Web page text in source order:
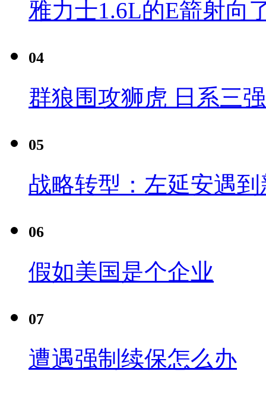
雅力士1.6L的E箭射向
04
群狼围攻狮虎 日系三
05
战略转型：左延安遇
06
假如美国是个企业
07
遭遇强制续保怎么办